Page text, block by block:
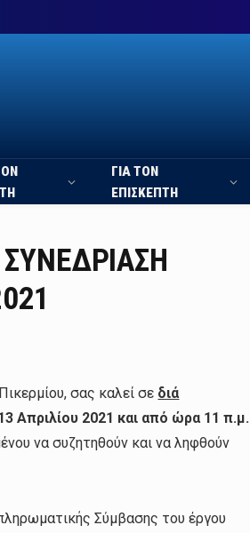
ΓΙΑ ΤΟΝ
ΕΠΙΣΚΕΠΤΗ
σας καλεί σε διά
Απριλίου 2021 και από ώρα 11 π.μ.
να συζητηθούν και να ληφθούν
Σύμβασης του έργου